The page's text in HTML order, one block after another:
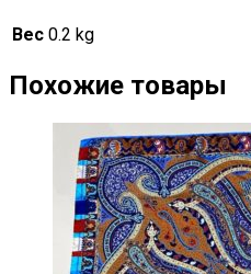
Вес 0.2 kg
Похожие товары